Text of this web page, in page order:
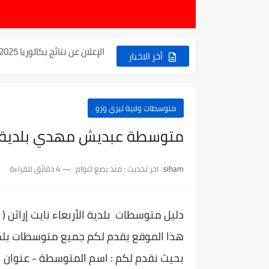
أخر الاخبار
موعد الدخول المدرسي ورزنامة
الإعلان عن نتائج بكالوريا 2025 في الجزائر يوم 20...
الآن سحب كشف النقاط لشهادة
حساب معدل شهادة التعليم
رابط كشف نقاط البيام 2025 | releve bem bem.onec.dz
تسجيلات أشبال الأمة 2025 | شروط ومراحل التسجيل عبر...
نسبة النجاح في شهادة التعليم المتوسط 2025
بلاغ وزارة التربية : نتائج
متوسطات ولاية تيزي وزو
متوسطة عبديش مهدي بلدية
siham اخر تحديث :منذ بضع اعوام 4 دقائق للقراءة
دليل متوسطات بلديةالأربعاء نايت
هذا الموقع يقدم لكم جميع متوسطات
بحيث نقدم لكم : اسم المتوسطة - عنوان